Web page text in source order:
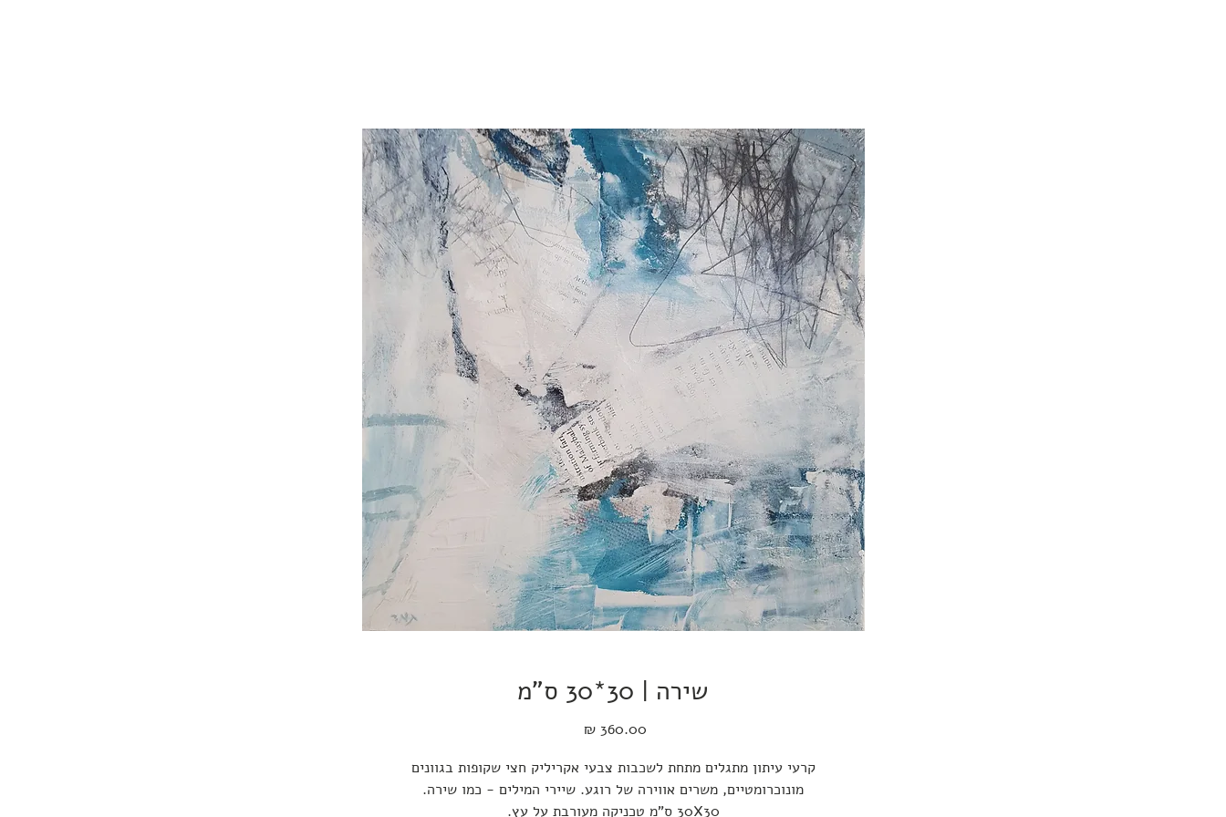
שירה | 30*30 ס"מ
מחיר
קרעי עיתון מתגלים מתחת לשכבות צבעי אקריליק חצי שקופות בגוונים
מונוכרומטיים, משרים אווירה של רוגע. שיירי המילים - כמו שירה.
30X30 ס"מ טכניקה מעורבת על עץ.